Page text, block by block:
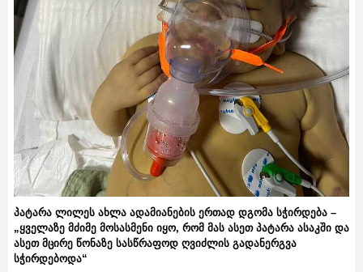
პატარა ლილეს ახლა ადამიანების ერთად დგომა სჭირდება –
„ყველაზე მძიმე მოსასმენი იყო, რომ მას ასეთ პატარა ასაკში და
ასეთ მცირე წონაზე სასწრაფოდ ღვიძლის გადანერგვა
სჭირდებოდა“